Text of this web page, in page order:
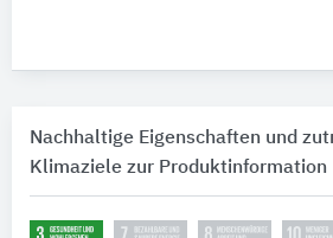
Nachhaltige Eigenschaften und
Klimaziele zur Produktinformation